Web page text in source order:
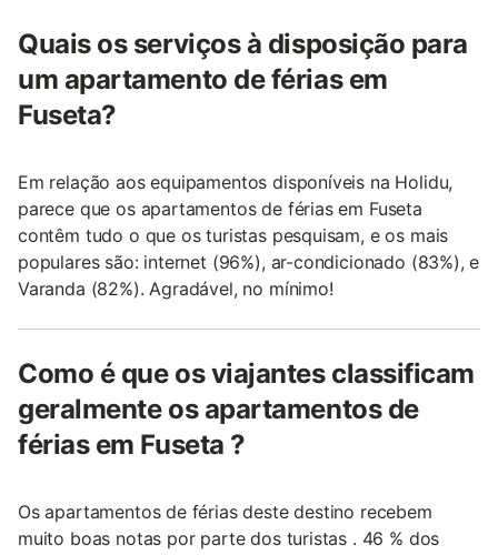
Quais os serviços à disposição para
um apartamento de férias em
Fuseta?
Em relação aos equipamentos disponíveis na Holidu,
parece que os apartamentos de férias em Fuseta
contêm tudo o que os turistas pesquisam, e os mais
populares são: internet (96%), ar-condicionado (83%), e
Varanda (82%). Agradável, no mínimo!
Como é que os viajantes classificam
geralmente os apartamentos de
férias em Fuseta ?
Os apartamentos de férias deste destino recebem
muito boas notas por parte dos turistas . 46 % dos